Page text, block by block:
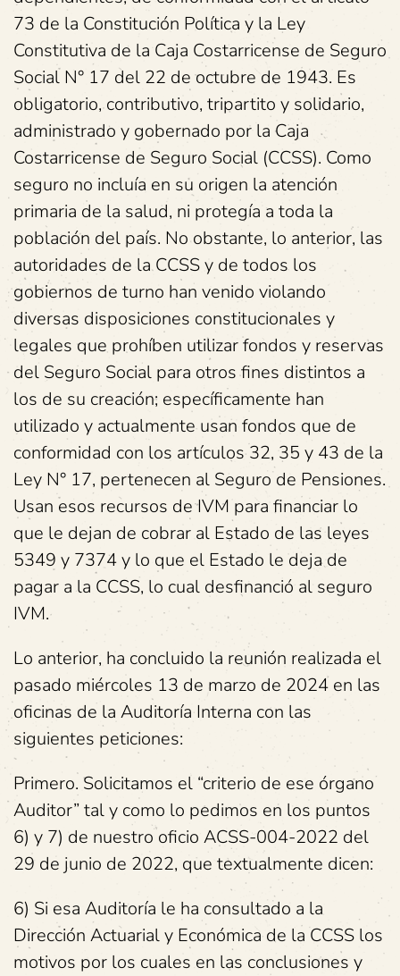
73 de la Constitución Política y la Ley
Constitutiva de la Caja Costarricense de Seguro
Social N° 17 del 22 de octubre de 1943. Es
obligatorio, contributivo, tripartito y solidario,
administrado y gobernado por la Caja
Costarricense de Seguro Social (CCSS). Como
seguro no incluía en su origen la atención
primaria de la salud, ni protegía a toda la
población del país. No obstante, lo anterior, las
autoridades de la CCSS y de todos los
gobiernos de turno han venido violando
diversas disposiciones constitucionales y
legales que prohíben utilizar fondos y reservas
del Seguro Social para otros fines distintos a
los de su creación; específicamente han
utilizado y actualmente usan fondos que de
conformidad con los artículos 32, 35 y 43 de la
Ley N° 17, pertenecen al Seguro de Pensiones.
Usan esos recursos de IVM para financiar lo
que le dejan de cobrar al Estado de las leyes
5349 y 7374 y lo que el Estado le deja de
pagar a la CCSS, lo cual desfinanció al seguro
IVM.
Lo anterior, ha concluido la reunión realizada el
pasado miércoles 13 de marzo de 2024 en las
oficinas de la Auditoría Interna con las
siguientes peticiones:
Primero. Solicitamos el “criterio de ese órgano
Auditor” tal y como lo pedimos en los puntos
6) y 7) de nuestro oficio ACSS-004-2022 del
29 de junio de 2022, que textualmente dicen:
6) Si esa Auditoría le ha consultado a la
Dirección Actuarial y Económica de la CCSS los
motivos por los cuales en las conclusiones y